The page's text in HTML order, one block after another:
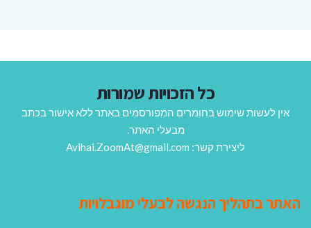
כל הזכויות שמורות
אין לעשות שימוש בחומרים המפורסמים באתר ללא אישור בכתב
מבעלי האתר.
ליצירת קשר: Avihai.ZoomAt@gmail.com
האתר בתהליך הנגשה לבעלי מוגבלויות